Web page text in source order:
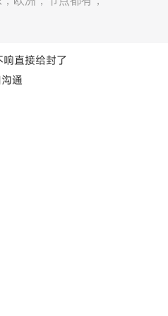
直接给封了
通